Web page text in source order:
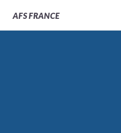
AFSFRANCE